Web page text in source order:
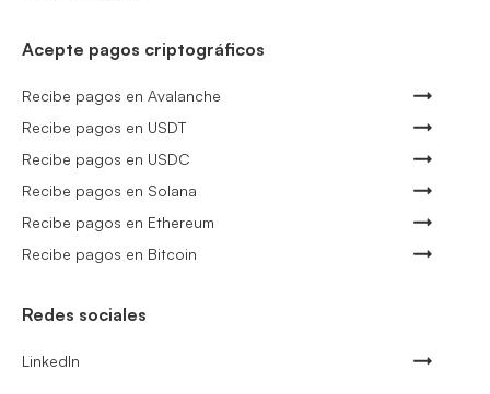
Acepte pagos criptográficos
Recibe pagos en Avalanche
Recibe pagos en USDT
Recibe pagos en USDC
Recibe pagos en Solana
Recibe pagos en Ethereum
Recibe pagos en Bitcoin
Redes sociales
LinkedIn